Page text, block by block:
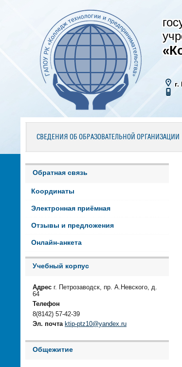
г.
СВЕДЕНИЯ ОБ ОБРАЗОВАТЕЛЬНОЙ ОРГАНИЗАЦИИ
Обратная связь
Координаты
Электронная приёмная
Отзывы и предложения
Онлайн-анкета
Учебный корпус
Адрес г. Петрозаводск, пр. А.Невского, д.
64
Телефон
8(8142) 57-42-39
Эл. почта ktip-ptz10@yandex.ru
Общежитие